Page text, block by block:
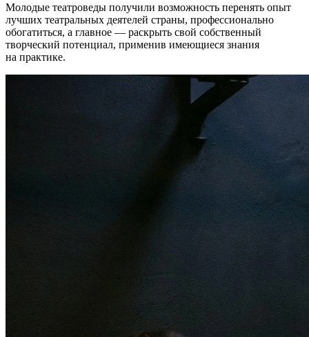
Молодые театроведы получили возможность перенять опыт
лучших театральных деятелей страны, профессионально
обогатиться, а главное — раскрыть свой собственный
творческий потенциал, применив имеющиеся знания
на практике.